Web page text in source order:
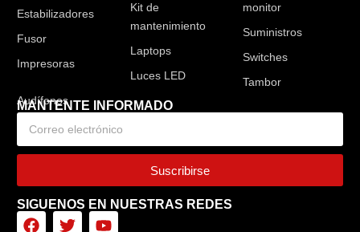
Estabilizadores
Fusor
Impresoras
Kit de
mantenimiento
Laptops
Luces LED
monitor
Suministros
Switches
Tambor
MANTENTE INFORMADO
Suscribirse
SIGUENOS EN NUESTRAS REDES